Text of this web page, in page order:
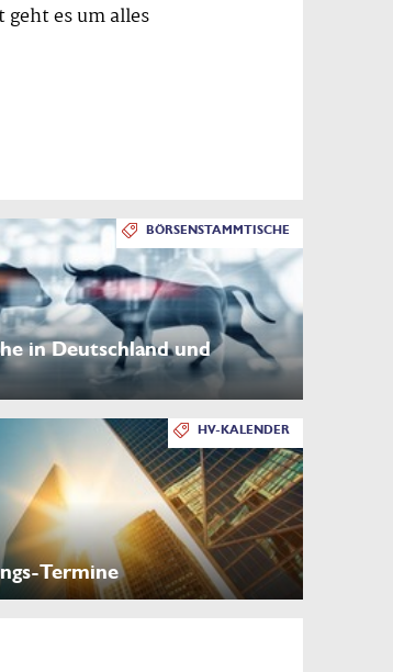
geht es um alles
BÖRSENSTAMMTISCHE
in Deutschland und
HV-KALENDER
Termine